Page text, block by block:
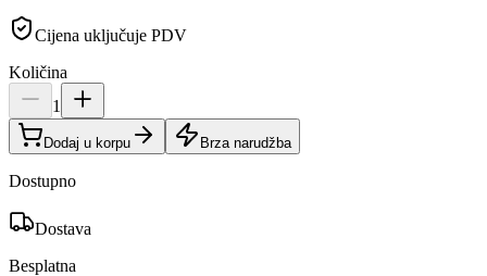
Cijena uključuje PDV
Količina
1
Dodaj u korpu Brza narudžba
Dostupno
Dostava
Besplatna